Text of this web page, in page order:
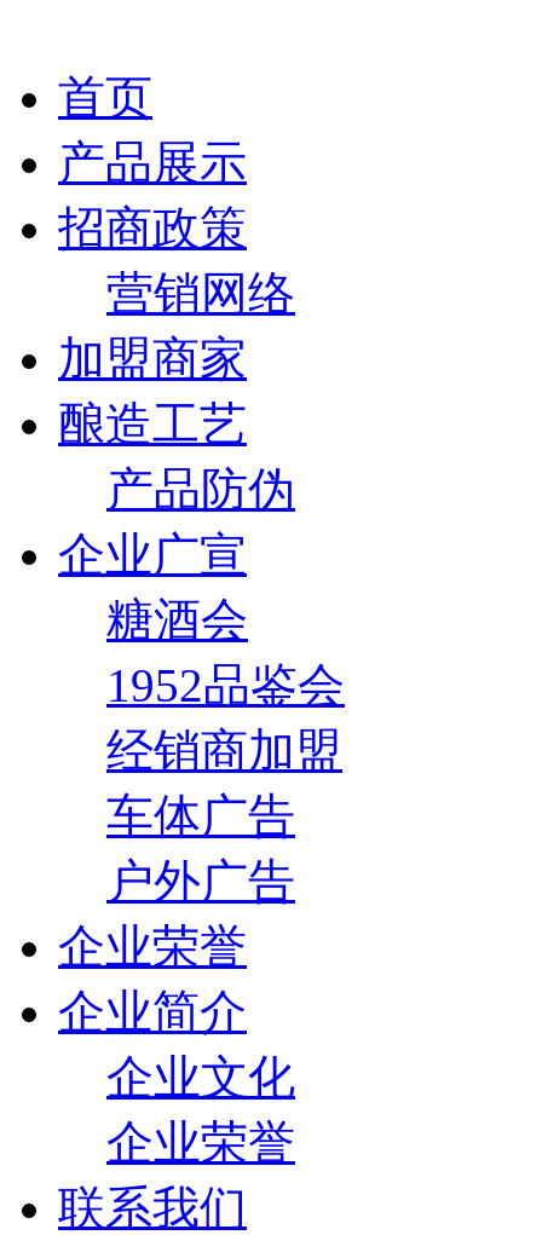
首页
产品展示
招商政策
营销网络
加盟商家
酿造工艺
产品防伪
企业广宣
糖酒会
1952品鉴会
经销商加盟
车体广告
户外广告
企业荣誉
企业简介
企业文化
企业荣誉
联系我们